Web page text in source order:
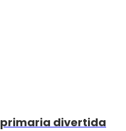
divertida